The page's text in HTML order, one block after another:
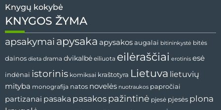
Knygų kokybė
KNYGOS ŽYMA
apsakymai apysaka apysakos augalai bitininkystė bitės
dainos dieta drama dvikalbė eiliuota eilėraščiai erotinis esė
indėnai istorinis komiksai kraštotyra Lietuva lietuvių
mityba monografija natos novelės nuotraukos papročiai
partizanai pasaka pasakos pažintinė pjesė pjesės plona